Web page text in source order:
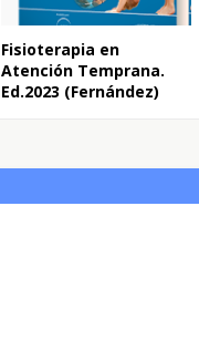
Fisioterapia en
Atención Temprana.
Ed.2023 (Fernández)